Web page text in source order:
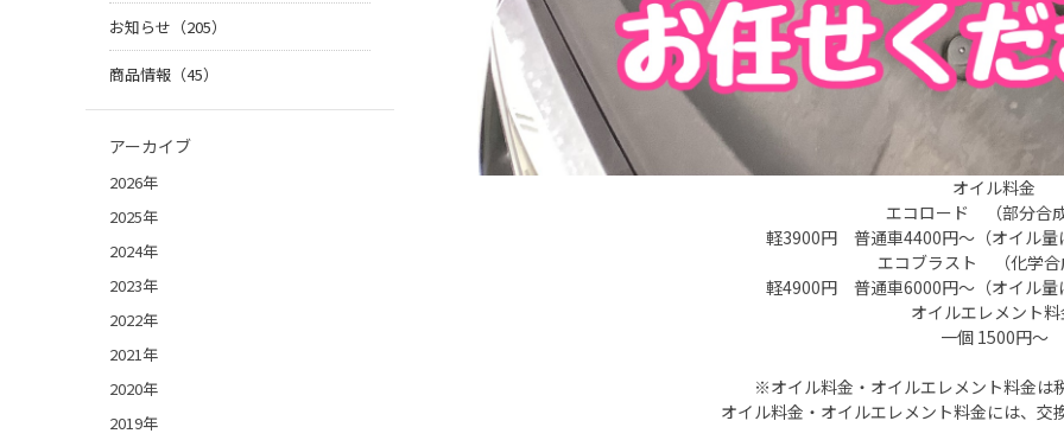
オイル料金
エコロード （部分合
軽3900円 普通車4400円〜（オイル量
エコブラスト （化学合
軽4900円 普通車6000円〜（オイル量
オイルエレメント
一個 1500円〜
※オイル料金・オイルエレメント料金は
オイル料金・オイルエレメント料金には、交
お知らせ（205）
商品情報（45）
アーカイブ
2026年
2025年
2024年
2023年
2022年
2021年
2020年
2019年